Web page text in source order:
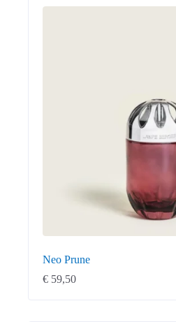
Neo Prune
€ 59,50